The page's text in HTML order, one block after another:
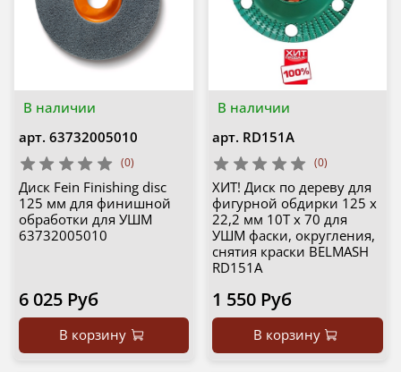
В наличии
арт. 63732005010
(0)
Диск Fein Finishing disc
125 мм для финишной
обработки для УШМ
63732005010
6 025 Руб
В корзину
В наличии
арт. RD151A
(0)
ХИТ! Диск по дереву для
фигурной обдирки 125 х
22,2 мм 10T х 70 для
УШМ фаски, округления,
снятия краски BELMASH
RD151A
1 550 Руб
В корзину